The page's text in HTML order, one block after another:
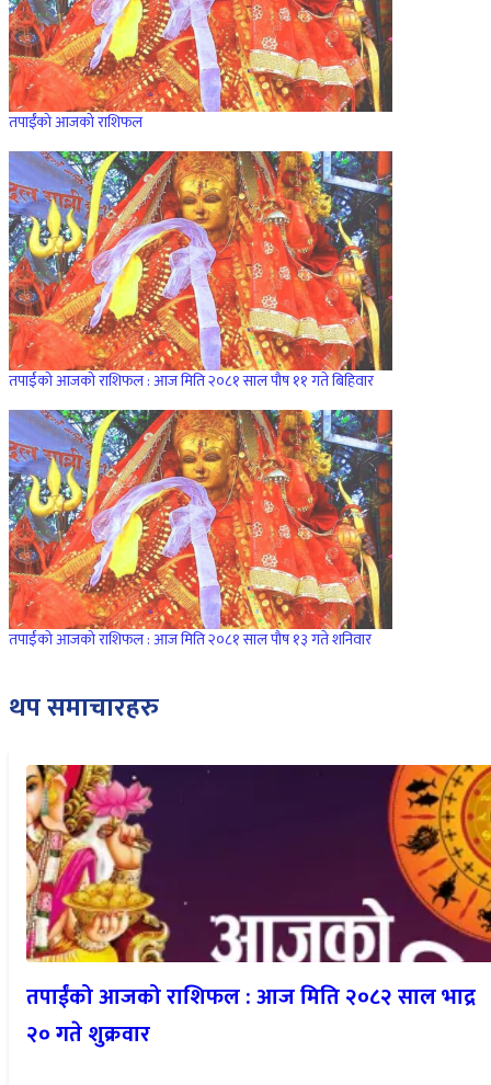
तपाईँको आजको राशिफल
तपाईंको आजको राशिफल : आज मिति २०८१ साल पौष ११ गते बिहिवार
तपाईंको आजको राशिफल : आज मिति २०८१ साल पौष १३ गते शनिवार
थप समाचारहरु
तपाईंको आजको राशिफल : आज मिति २०८२ साल भाद्र
२० गते शुक्रवार